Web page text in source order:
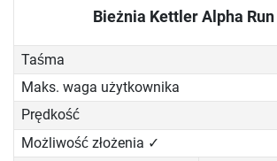
Bieżnia Kettler Alpha Run
Taśma
Maks. waga użytkownika
Prędkość
Możliwość złożenia ✓